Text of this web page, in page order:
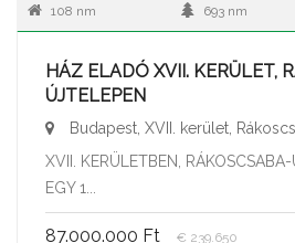
108 nm 693 nm
HÁZ ELADÓ XVII. KERÜLET,
ÚJTELEPEN
Budapest, XVII. kerület,
XVII. KERÜLETBEN,
EGY 1...
87.000.000 Ft € 239.650